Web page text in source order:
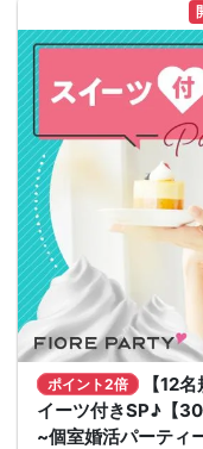
ポイント2倍
【12
イーツ付きSP♪【
~個室婚活パーティ